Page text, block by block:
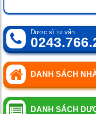
Dược sĩ tư vấn
DANH SÁCH
DANH SÁCH